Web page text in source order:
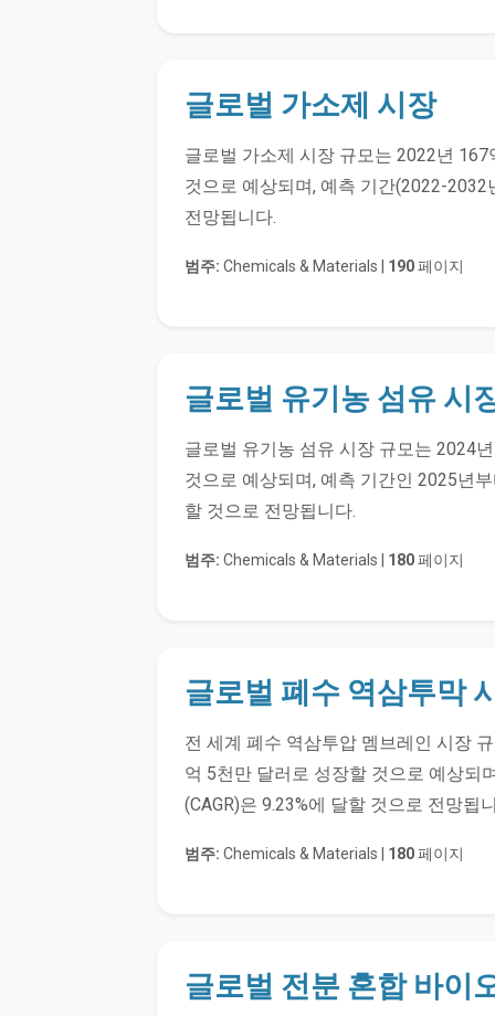
글로벌 가소제 시장
글로벌 가소제 시장 규모는 2022년
것으로 예상되며, 예측 기간(2022-2032
전망됩니다.
범주: Chemicals & Materials | 190페이지
글로벌 유기농 섬유 시
글로벌 유기농 섬유 시장 규모는 2024
것으로 예상되며, 예측 기간인 2025년
할 것으로 전망됩니다.
범주: Chemicals & Materials | 180페이지
글로벌 폐수 역삼투막
전 세계 폐수 역삼투압 멤브레인 시장
억 5천만 달러로 성장할 것으로 예상되
(CAGR)은 9.23%에 달할 것으로 전망됩
범주: Chemicals & Materials | 180페이지
글로벌 전분 혼합 바이